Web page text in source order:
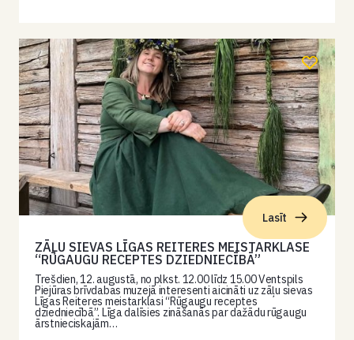
Lasīt
ZĀĻU SIEVAS LĪGAS REITERES MEISTARKLASE
“RŪGAUGU RECEPTES DZIEDNIECĪBĀ”
Trešdien, 12. augustā, no plkst. 12.00 līdz 15.00 Ventspils
Piejūras brīvdabas muzejā interesenti aicināti uz zāļu sievas
Līgas Reiteres meistarklasi “Rūgaugu receptes
dziedniecībā”. Līga dalīsies zināšanās par dažādu rūgaugu
ārstnieciskajām…